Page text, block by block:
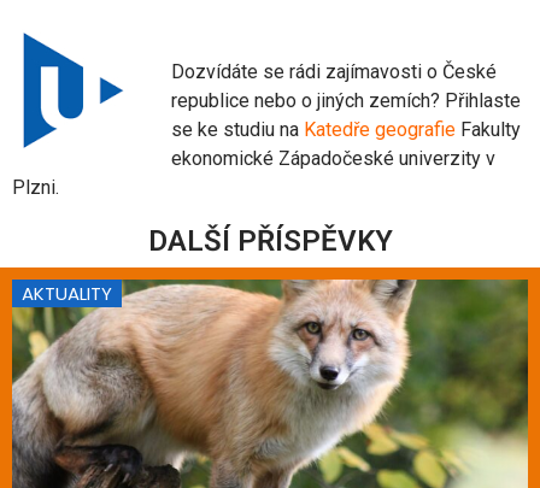
Dozvídáte se rádi zajímavosti o České
republice nebo o jiných zemích? Přihlaste
se ke studiu na Katedře geografie Fakulty
ekonomické Západočeské univerzity v
Plzni.
DALŠÍ PŘÍSPĚVKY
AKTUALITY